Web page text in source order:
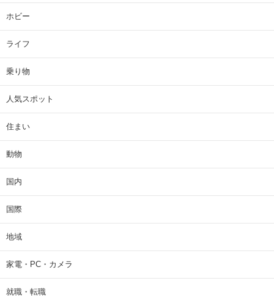
ホビー
ライフ
乗り物
人気スポット
住まい
動物
国内
国際
地域
家電・PC・カメラ
就職・転職